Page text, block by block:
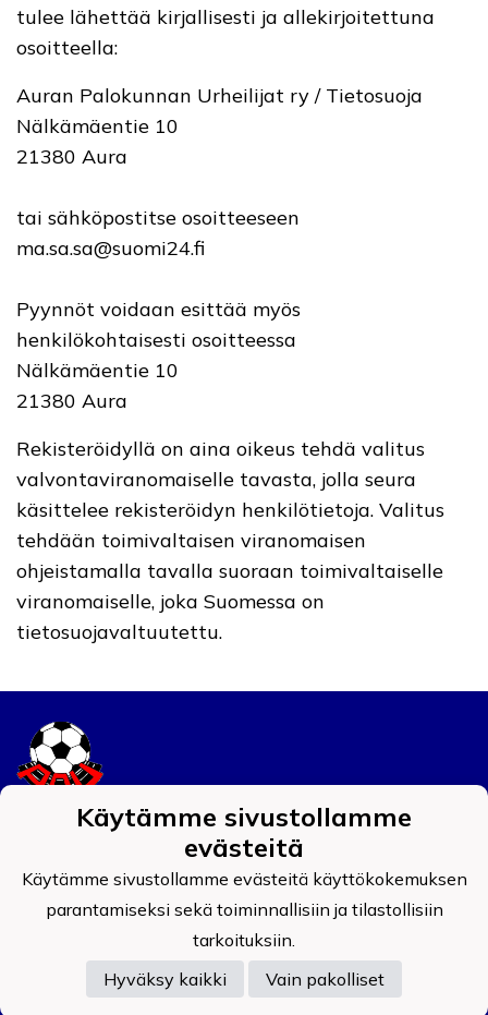
tulee lähettää kirjallisesti ja allekirjoitettuna
osoitteella:
Auran Palokunnan Urheilijat ry / Tietosuoja
Nälkämäentie 10
21380 Aura
tai sähköpostitse osoitteeseen
ma.sa.sa@suomi24.fi
Pyynnöt voidaan esittää myös
henkilökohtaisesti osoitteessa
Nälkämäentie 10
21380 Aura
Rekisteröidyllä on aina oikeus tehdä valitus
valvontaviranomaiselle tavasta, jolla seura
käsittelee rekisteröidyn henkilötietoja. Valitus
tehdään toimivaltaisen viranomaisen
ohjeistamalla tavalla suoraan toimivaltaiselle
viranomaiselle, joka Suomessa on
tietosuojavaltuutettu.
Tietosuojaseloste
Auran Palokunnan Urheilijat ry
0908519-4
Käytämme sivustollamme
evästeitä
Käytämme sivustollamme evästeitä käyttökokemuksen
parantamiseksi sekä toiminnallisiin ja tilastollisiin
tarkoituksiin.
Hyväksy kaikki
Vain pakolliset